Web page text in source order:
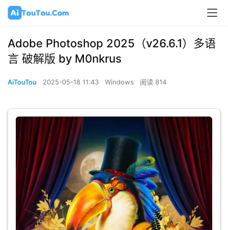
Adobe Photoshop 2025（v26.6.1）多语
言 破解版 by M0nkrus
AiTouTou 2025-05-18 11:43 Windows 阅读 814